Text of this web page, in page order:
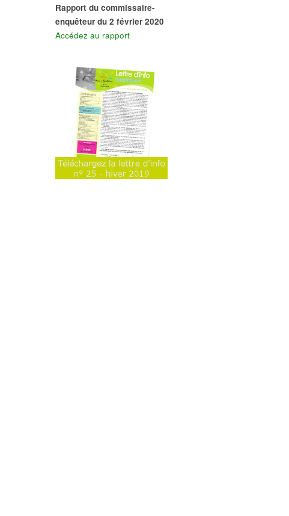
Rapport du commissaire-
enquêteur du 2 février 2020
Accédez au rapport